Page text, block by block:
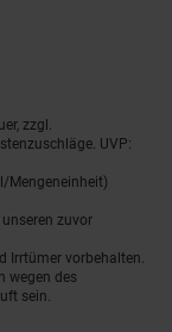
zzgl.
UVP:
Mengeneinheit)
zuvor
Irrtümer vorbehalten.
wegen des
sein.